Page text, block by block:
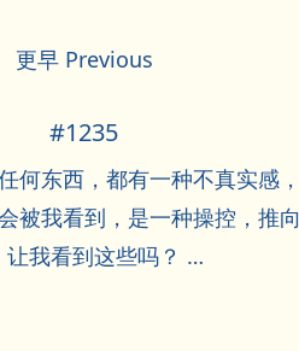
更早 Previous
#1235
何东西，都有一种不真实感，
被我看到，是一种操控，推向
让我看到这些吗？ …